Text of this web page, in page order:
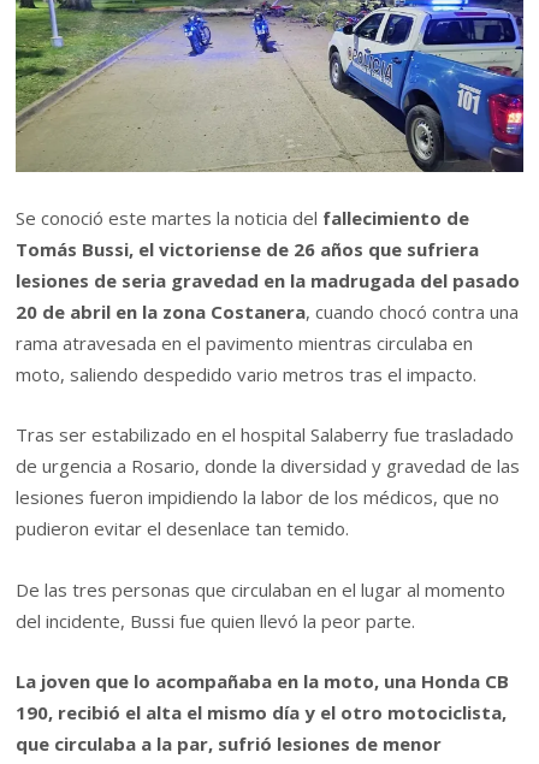
Se conoció este martes la noticia del fallecimiento de
Tomás Bussi, el victoriense de 26 años que sufriera
lesiones de seria gravedad en la madrugada del pasado
20 de abril en la zona Costanera, cuando chocó contra una
rama atravesada en el pavimento mientras circulaba en
moto, saliendo despedido vario metros tras el impacto.
Tras ser estabilizado en el hospital Salaberry fue trasladado
de urgencia a Rosario, donde la diversidad y gravedad de las
lesiones fueron impidiendo la labor de los médicos, que no
pudieron evitar el desenlace tan temido.
De las tres personas que circulaban en el lugar al momento
del incidente, Bussi fue quien llevó la peor parte.
La joven que lo acompañaba en la moto, una Honda CB
190, recibió el alta el mismo día y el otro motociclista,
que circulaba a la par, sufrió lesiones de menor